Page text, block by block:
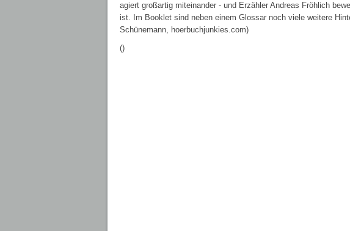
agiert großartig miteinander - und Erzähler Andreas Fröhlich
ist. Im Booklet sind neben einem Glossar noch viele weitere
Schünemann, hoerbuchjunkies.com)
()